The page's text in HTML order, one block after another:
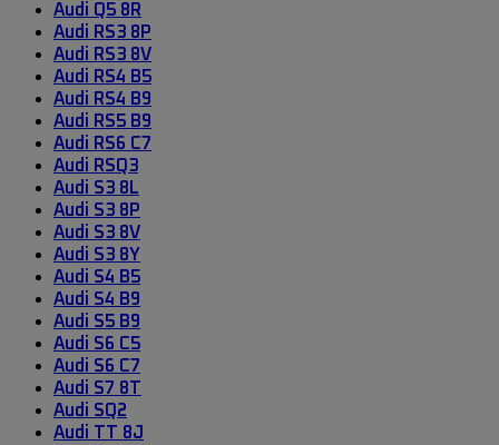
Audi Q5 8R
Audi RS3 8P
Audi RS3 8V
Audi RS4 B5
Audi RS4 B9
Audi RS5 B9
Audi RS6 C7
Audi RSQ3
Audi S3 8L
Audi S3 8P
Audi S3 8V
Audi S3 8Y
Audi S4 B5
Audi S4 B9
Audi S5 B9
Audi S6 C5
Audi S6 C7
Audi S7 8T
Audi SQ2
Audi TT 8J